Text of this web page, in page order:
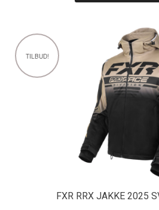
TILBUD!
FXR RRX JAKKE 2025